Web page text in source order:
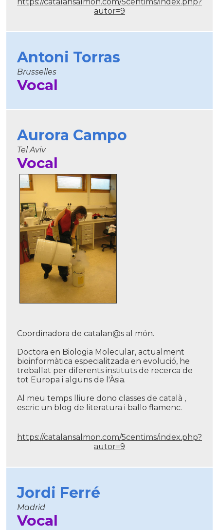
autor=9
Antoni Torras
Brusselles
Vocal
Aurora Campo
Tel Aviv
Vocal
Coordinadora de catalan@s al món.
Doctora en Biologia Molecular, actualment
bioinformàtica especialitzada en evolució, he
treballat per diferents instituts de recerca de
tot Europa i alguns de l'Àsia.
Al meu temps lliure dono classes de català ,
escric un blog de literatura i ballo flamenc.
https://catalansalmon.com/5centims/index.php?
autor=9
Jordi Ferré
Madrid
Vocal